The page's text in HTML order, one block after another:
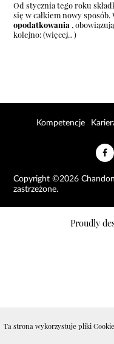
Ta strona wykorzystuje pliki
Od stycznia tego roku
się w całkiem nowy
opodatkowania ,
kolejno:(więcej…)
Copyright ©2026
zastrzeżone.
Kompetencje
Proudly